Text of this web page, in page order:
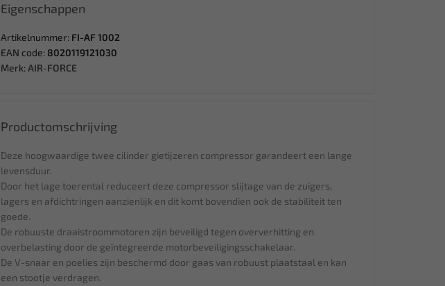
Eigenschappen
Artikelnummer: FI-AF 1002
EAN code: 8020119121030
Merk: AIR-FORCE
Productomschrijving
Deze hoogwaardige twee cilinder gietijzeren compressor garandeert een lange
levensduur.
Door het lage toerental reduceert deze compressor slijtage van de zuigers,
lagers en afdichtringen aanzienlijk en dit komt bovendien ook de stabiliteit ten
goede.
De robuuste draaistroommotoren zijn beveiligd tegen oververhitting en
overbelasting door de geïntegreerde motorbeveiligingsschakelaar.
De V-snaar en poelies zijn beschermd door gaas van robuust plaatstaal en kan
een stootje verdragen.